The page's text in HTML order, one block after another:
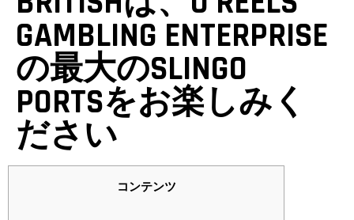
GAMBLING ENTERPRISE
の最大のSLINGO
PORTSをお楽しみく
ださい
コンテンツ